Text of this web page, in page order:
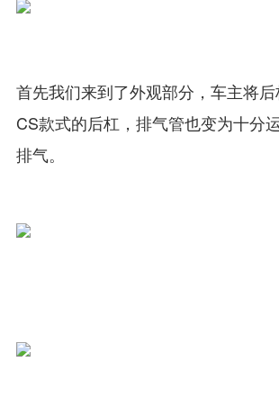
首先我们来到了外观部分，车主将
CS款式的后杠，排气管也变为十分
排气。